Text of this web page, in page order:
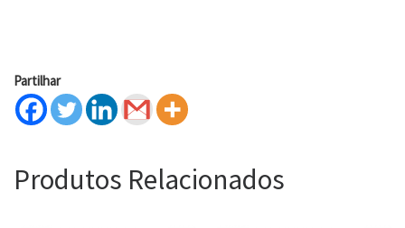
Partilhar
Produtos Relacionados